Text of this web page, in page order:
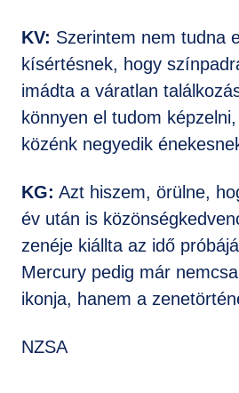
KV: Szerintem nem tudna
kísértésnek, hogy
imádta a váratlan
könnyen el tudom
közénk negyedik
KG: Azt hiszem, örülne,
év után is
zenéje kiállta az idő
Mercury pedig már
ikonja, hanem a
NZSA